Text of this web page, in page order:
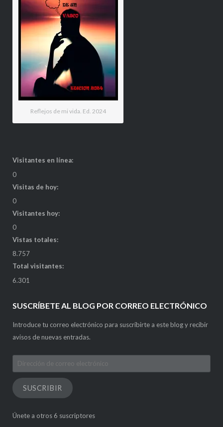
Reflejos de mi vida. Ed. 2024
Visitantes en línea:
0
Visitas de hoy:
0
Visitantes hoy:
0
Vistas totales:
8.757
Total visitantes:
6.301
SUSCRÍBETE AL BLOG POR CORREO ELECTRÓNICO
Introduce tu correo electrónico para suscribirte a este blog y recibir
avisos de nuevas entradas.
Dirección
de
correo
electrónico
SUSCRIBIR
Únete a otros 6 suscriptores